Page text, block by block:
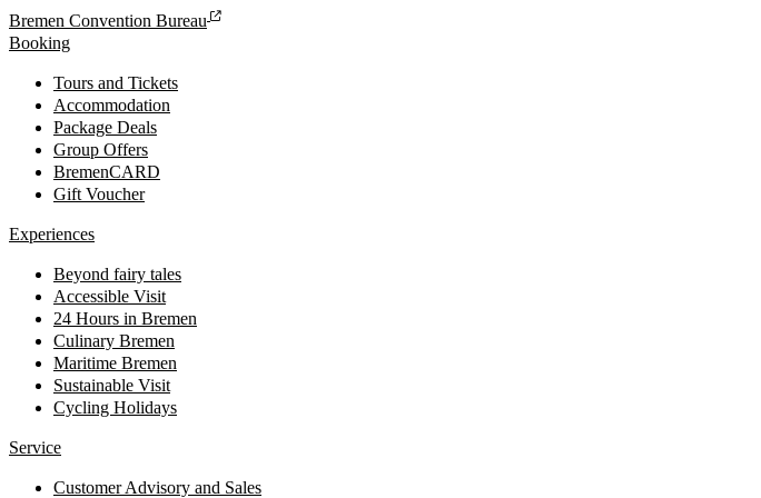
Bremen Convention Bureau
Booking
Tours and Tickets
Accommodation
Package Deals
Group Offers
BremenCARD
Gift Voucher
Experiences
Beyond fairy tales
Accessible Visit
24 Hours in Bremen
Culinary Bremen
Maritime Bremen
Sustainable Visit
Cycling Holidays
Service
Customer Advisory and Sales